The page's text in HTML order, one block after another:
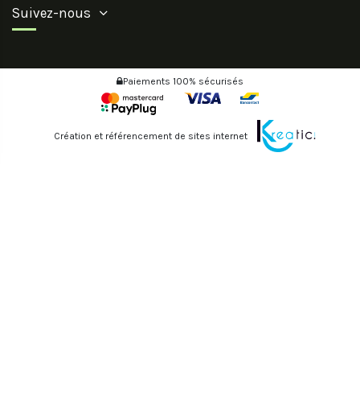
Suivez-nous
Paiements 100% sécurisés
Création et référencement de sites internet